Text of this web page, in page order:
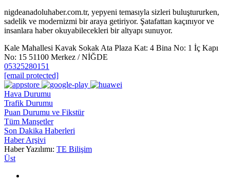
nigdeanadoluhaber.com.tr, yepyeni temasıyla sizleri buluştururken,
sadelik ve modernizmi bir araya getiriyor. Şatafattan kaçınıyor ve
insanlara haber okuyabilecekleri bir altyapı sunuyor.
Kale Mahallesi Kavak Sokak Ata Plaza Kat: 4 Bina No: 1 İç Kapı
No: 15 51100 Merkez / NİĞDE
05325280151
[email protected]
Hava Durumu
Trafik Durumu
Puan Durumu ve Fikstür
Tüm Manşetler
Son Dakika Haberleri
Haber Arşivi
Haber Yazılımı: TE Bilişim
Üst